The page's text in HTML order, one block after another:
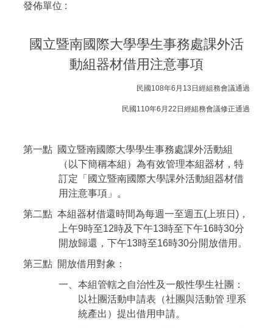
發佈單位 :
國立暨南國際大學學生事務處課外活
動組器材借用注意事項
民國108年6月13日經組務會議通過
民國110年6月22日經組務會議修正通過
第一點 國立暨南國際大學學生事務處課外活動組
（以下簡稱本組）為有效管理本組器材，特
訂定「國立暨南國際大學課外活動組器材借
用注意事項」。
第二點 本組器材借還時間為每週一至週五(上班日)，
上午9時至12時及下午13時至下午16時30分
開放歸還，下午13時至16時30分開放借用。
第三點 開放借用對象：
一、本組管轄之自治性及一般性學生社團：
以社團活動申請表（社團與活動管 理系
統產出）提出借用申請。